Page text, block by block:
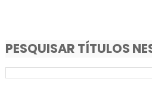
PESQUISAR TÍTULOS